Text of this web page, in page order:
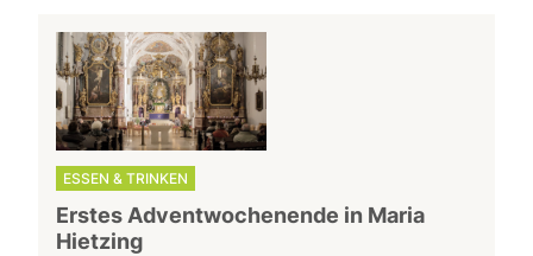
ESSEN & TRINKEN
Erstes Adventwochenende in Maria
Hietzing